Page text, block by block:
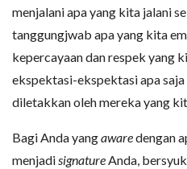
menjalani apa yang kita jalani
tanggungjwab apa yang kita
kepercayaan dan respek yang
ekspektasi-ekspektasi apa
diletakkan oleh mereka yang
Bagi Anda yangawaredengan
menjadisignatureAnda,